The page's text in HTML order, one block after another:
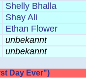
Shelly Bhalla
Shay Ali
Ethan Flower
unbekannt
unbekannt
Day Ever")